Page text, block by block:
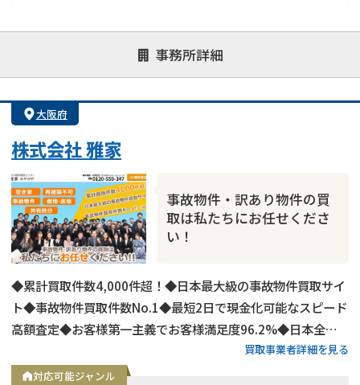
事務所詳細
対応が親身 オンライン面談可能
レスポンスが早い
1億円以上の買取可
大阪府
株式会社 雅家
事故物件・訳あり物件の買
取は私たちにお任せくださ
い！
◆累計買取件数4,000件超！◆日本最大級の事故物件買取サイ
ト◆事故物件買取件数No.1◆最短2日で現金化可能なスピード
高額査定◆お客様第一主義でお客様満足度96.2%◆日本全国
買取事業者詳細を見る
対応可能ジャンル